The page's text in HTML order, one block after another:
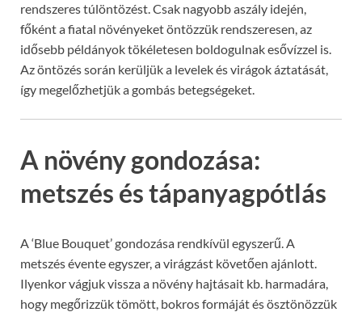
rendszeres túlöntözést. Csak nagyobb aszály idején,
főként a fiatal növényeket öntözzük rendszeresen, az
idősebb példányok tökéletesen boldogulnak esővízzel is.
Az öntözés során kerüljük a levelek és virágok áztatását,
így megelőzhetjük a gombás betegségeket.
A növény gondozása:
metszés és tápanyagpótlás
A ‘Blue Bouquet’ gondozása rendkívül egyszerű. A
metszés évente egyszer, a virágzást követően ajánlott.
Ilyenkor vágjuk vissza a növény hajtásait kb. harmadára,
hogy megőrizzük tömött, bokros formáját és ösztönözzük